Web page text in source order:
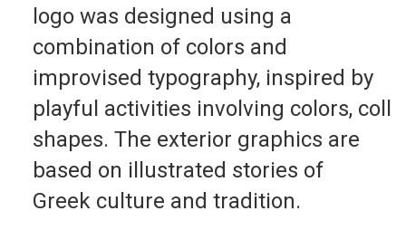
logo was designed using a
combination of colors and
improvised typography, inspired by
playful activities involving colors,
shapes. The exterior graphics are
based on illustrated stories of
Greek culture and tradition.